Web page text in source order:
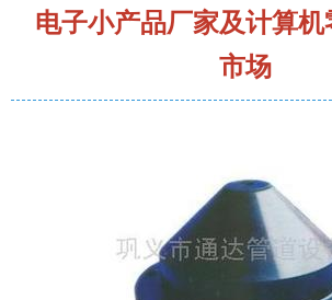
电子小产品厂家及计算
市场